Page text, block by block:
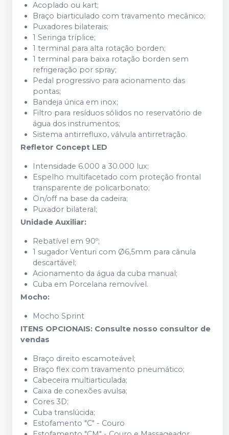
Acoplado ou kart;
Braço biarticulado com travamento mecânico;
Puxadores bilaterais;
1 Seringa tríplice;
1 terminal para alta rotação borden;
1 terminal para baixa rotação borden sem
refrigeração por spray;
Pedal progressivo para acionamento das
pontas;
Bandeja única em inox;
Filtro para resíduos sólidos no reservatório de
água dos instrumentos;
Sistema antirrefluxo, válvula antirretração.
Refletor Concept LED
Intensidade 6.000 a 30.000 lux;
Espelho multifacetado com proteção frontal
transparente de policarbonato;
On/off na base da cadeira;
Puxador bilateral;
Unidade Auxiliar:
Rebatível em 90º;
1 sugador Venturi com Ø6,5mm para cânula
descartável;
Acionamento da água da cuba manual;
Cuba em Porcelana removível.
Mocho:
Mocho Sprint
ITENS OPCIONAIS: Consulte nosso consultor de
vendas
Braço direito escamoteável;
Braço flex com travamento pneumático;
Cabeceira multiarticulada;
Caixa de conexões avulsa;
Cores 3D;
Cuba translúcida;
Estofamento "C" - Couro